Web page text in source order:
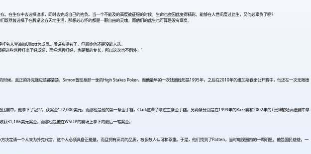
在生存中去选择追求，同时去完成自己的抱负。当一个不能及的高度被征服的时候，生命也会因此变得精彩。能够在人世间度过此生，又何必辜负了呢？
然曾选择了在牌桌这方天地生活，那想必心怀的都是一颗自由的灵魂，而他们的此生也可算是没有辜负。
人堂追加Ulliott为成员。虽说被提名了，但最终他还是没能入选。
这些烂牌打出了好成绩，而把烂牌打好，也是我的专长，所以这次也不例外。”
候，真正的扑克迷应该都清楚，Simon曾现身那一季的High Stakes Poker。而他最早的一次钱圈经历是1995年，之后在2010年的维加斯春季公开赛中，他还在一次无限德
中，他拿下了冠军，获奖金122,000美元。而那也是他的第一条金手链，Clark这辈子拿过三条金手链。另两条分别是在1999年的Razz赛和2002年的7张牌梭哈高低赛中拿
31,186美元奖金。而那也是他在WSOP的赛场上拿下的最后一笔奖金。
决定请一个人来为扑克代言。这个人必须具备正能量，而且拥有高尚的品质，被多数人认可和尊重。于是，他们找到了Patten，当时电视圈内的一颗明星，他是国民爸爸，一